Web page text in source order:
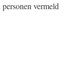
vermeld